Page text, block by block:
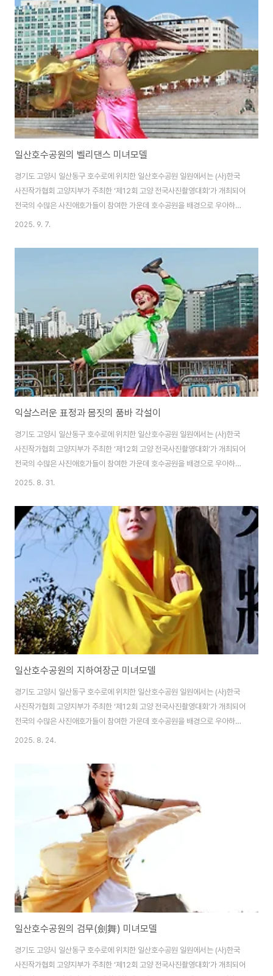
기고, 기상이변과 수해로 어려움을 겪고 있는 화훼농가에는 활력을 불어넣는
계기가 되기를 바라는 의미의 전시라고 한다. 축제 행사장의 주제정원으로 들
어서면 ‘갓’으로 장식한 조형물과 고양시 화훼 농가가 재배한 가을꽃으로 가득
한 ‘가을풍경 정원..
일산호수공원의 벨리댄스 미녀모델
경기도 고양시 일산동구 호수로에 위치한 일산호수공원 일원에서는 (사)한국
사진작가협회 고양지부가 주최한 ‘제12회 고양 전국사진촬영대회’가 개최되어
전국의 수많은 사진애호가들이 참여한 가운데 호수공원을 배경으로 우아하고
아름다운 미녀모델의 멋진 포즈를 연출하였다. (사)한국사진작가협회 각 지부
며, 지역축제와 더불어 아름다운 미녀모델들을 초빙하여 사진촬영대회를 개최
하고 있다. 벨리댄스(belly dance)는 이슬람 문화권 여성들이 허리와 골반을
연속적으로 비틀거나 흔들며 추는 춤이며, 주로 가슴ㆍ배ㆍ허리ㆍ골반ㆍ엉덩
이의 독립된 움직임에 중점을 두면서 여성적인 아름다움과 관능미를 나타내는
춤이라고 한다. 벨리댄스는 여성의 신체에 맞춘 ..
2025. 9. 7.
익살스러운 표정과 몸짓의 품바 각설이
경기도 고양시 일산동구 호수로에 위치한 일산호수공원 일원에서는 (사)한국
사진작가협회 고양지부가 주최한 ‘제12회 고양 전국사진촬영대회’가 개최되어
전국의 수많은 사진애호가들이 참여한 가운데 호수공원을 배경으로 우아하고
아름다운 미녀모델의 멋진 포즈를 연출하였다. (사)한국사진작가협회 각 지부
며, 지역축제와 더불어 아름다운 미녀모델들을 초빙하여 사진촬영대회를 개최
하고 있다. 품바는 일제 식민지시대부터 자유당 말기까지 전국을 떠돌며 구걸
을 업으로 삼은 각설이를 말하며, 각설이들이 주로 부르던 익살스런 몸짓과 춤
사위의 구전민요를 품바타령 또는 각설이타령이라 하였다. 각설이타령은 삶의
애환이나 세태를 비판하는 가사와 흥겨운 가락이 특징으..
2025. 8. 31.
일산호수공원의 지하여장군 미녀모델
경기도 고양시 일산동구 호수로에 위치한 일산호수공원 일원에서는 (사)한국
사진작가협회 고양지부가 주최한 ‘제12회 고양 전국사진촬영대회’가 개최되어
전국의 수많은 사진애호가들이 참여한 가운데 호수공원을 배경으로 우아하고
아름다운 미녀모델의 멋진 포즈를 연출하였다. (사)한국사진작가협회 각 지부
며, 지역축제와 더불어 아름다운 미녀모델들을 초빙하여 사진촬영대회를 개최
하고 있다. 장승은 돌이나 나무에 사람의 얼굴을 새겨 마을의 경계를 표시해주
는 기능과 마을의 수호신으로서의 기능도 수행하며, 주로 천하대장군(天下大
將軍)과 지하여장군(地下女將軍) 한 쌍이 짝을 이루어 길 양편에 서 있다. 남
자 장승은 머리에 관모를 쓰고 앞에 ‘천하대장군’ ..
2025. 8. 24.
일산호수공원의 검무(劍舞) 미녀모델
경기도 고양시 일산동구 호수로에 위치한 일산호수공원 일원에서는 (사)한국
사진작가협회 고양지부가 주최한 ‘제12회 고양 전국사진촬영대회’가 개최되어